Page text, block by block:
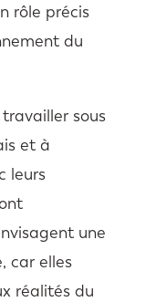
rôle précis
du
sous
et à
leurs
une
car elles
réalités du